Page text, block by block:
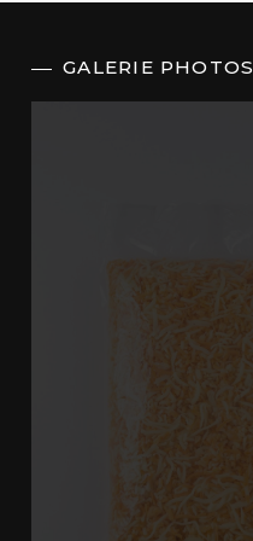
GALERIE PHOTOS